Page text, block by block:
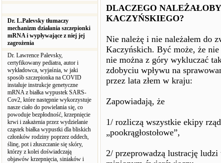
Dr. L.Palevsky tłumaczy
mechanizm działania szczepionki
mRNA i wypływające z niej jej
zagrożenia
Dr. Lawrence Palevsky,
certyfikowany pediatra, autor i
wykładowca, wyjaśnia, w jaki
sposób szczepionka na COVID
instaluje instrukcje genetyczne
mRNA z białka wypustek SARS-
Cov2, które następnie wykorzystuje
nasze ciało do powielania się, co
powoduje bezpłodność, krzepnięcie
krwi i zakażenia przez wydzielanie
cząstek białka wypustki dla bliskich
członków rodziny poprzez oddech,
ślinę, pot i złuszczanie się skóry,
którzy z kolei doświadczają
objawów krzepnięcia, siniaków i
DLACZEGO
KACZYŃSKIEGO?
Nie należę i nie należałem do
Kaczyńskich. Być może, że
nie można z góry wykluczać
zdobyciu wpływu na
przez lata złem w kraju:
Zapowiadają, że
1/ rozliczą wszystkie ekipy
„pookrągłostołowe”,
2/ przeprowadzą lustrację